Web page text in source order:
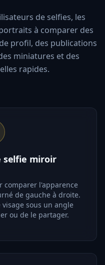
de selfies, les
à comparer des
profil, des publications
miniatures et des
rapides.
selfie miroir
comparer l'apparence
de gauche à droite.
visage sous un angle
ou de le partager.